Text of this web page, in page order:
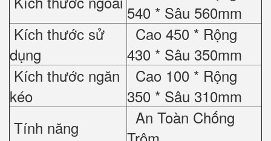
540 * Sâu 560mm
Kích thước sử
dụng
Cao 450 * Rộng
430 * Sâu 350mm
Kích thước ngăn
kéo
Cao 100 * Rộng
350 * Sâu 310mm
Tính năng
An Toàn Chống